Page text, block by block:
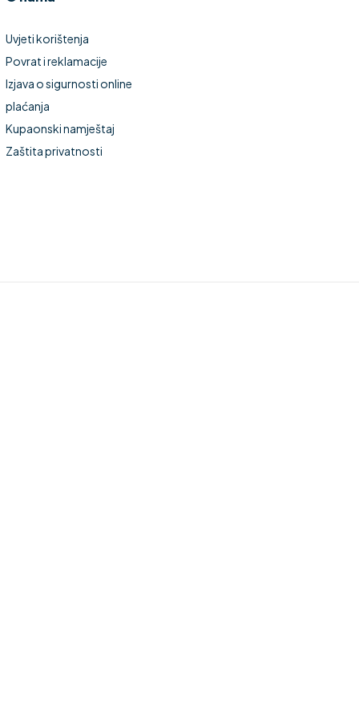
Uvjeti korištenja
Povrat i reklamacije
Izjava o sigurnosti online
plaćanja
Kupaonski namještaj
Zaštita privatnosti